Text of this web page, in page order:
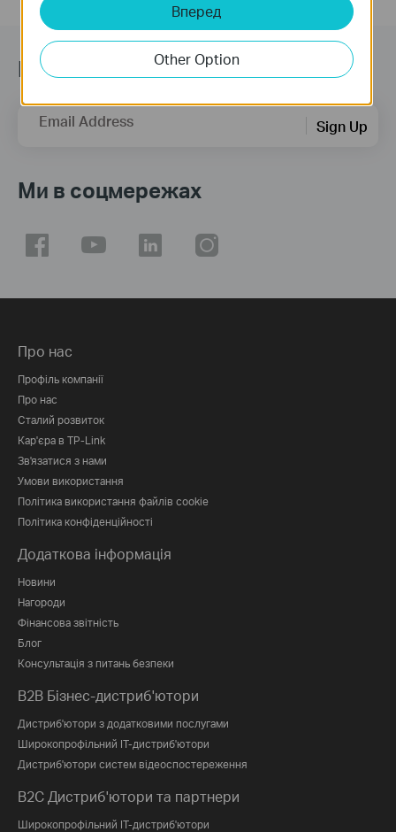
Підписатись на розсилку
Email Address Sign Up
Ми в соцмережах
Про нас
Профіль компанії
Про нас
Сталий розвиток
Кар'єра в TP-Link
Зв'язатися з нами
Умови використання
Політика використання файлів cookie
Політика конфіденційності
Додаткова інформація
Новини
Нагороди
Фінансова звітність
Блог
Консультація з питань безпеки
B2B Бізнес-дистриб'ютори
Дистриб'ютори з додатковими послугами
Широкопрофільний IT-дистриб'ютори
Дистриб'ютори систем відеоспостереження
B2C Дистриб'ютори та партнери
Широкопрофільний IT-дистриб'ютори
Вперед
Other Option